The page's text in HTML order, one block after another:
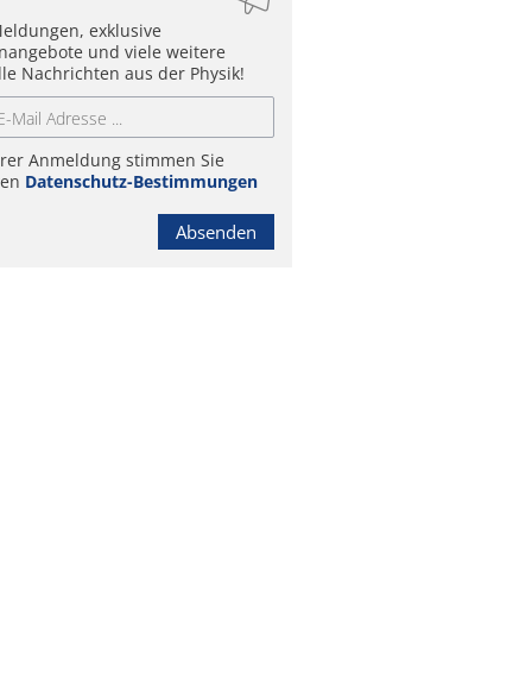
exklusive
und viele weitere
Nachrichten aus der Physik!
Anmeldung stimmen Sie
Datenschutz-Bestimmungen
Absenden